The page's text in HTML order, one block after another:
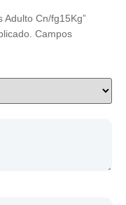
Adulto Cn/fg15Kg”
Campos